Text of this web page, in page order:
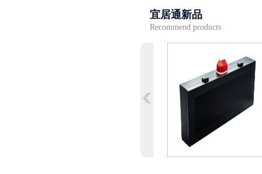
宜居通新品
Recommend products